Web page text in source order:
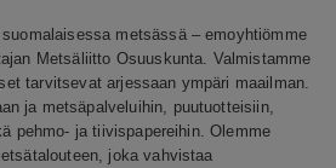
metsässä – emoyhtiömme
Metsäliitto Osuuskunta. Valmistamme
tarvitsevat arjessaan ympäri maailman.
ja metsäpalveluihin, puutuotteisiin,
pehmo- ja tiivispapereihin. Olemme
joka vahvistaa